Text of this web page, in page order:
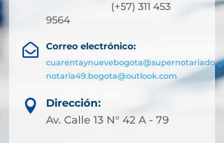
(+57) 311 453
9564
 Correo electrónico:
notaria49.bogota@outlook.com

Dirección:
Av. Calle 13 N° 42 A - 79